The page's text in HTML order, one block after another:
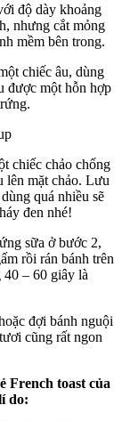
độ dày khoảng
nhưng cắt mỏng
mềm bên trong.
chiếc âu, dùng
được một hỗn hợp
chiếc chảo chống
lên mặt chảo. Lưu
quá nhiều sẽ
đen nhé!
sữa ở bước 2,
rồi rán bánh trên
– 60 giây là
đợi bánh nguội
cũng rất ngon
French toast của
do: